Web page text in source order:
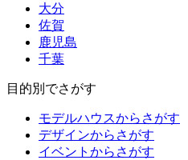
大分
佐賀
鹿児島
千葉
目的別でさがす
モデルハウスからさがす
デザインからさがす
イベントからさがす